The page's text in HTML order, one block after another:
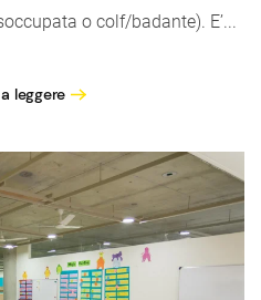
o colf/badante). E’...
leggere